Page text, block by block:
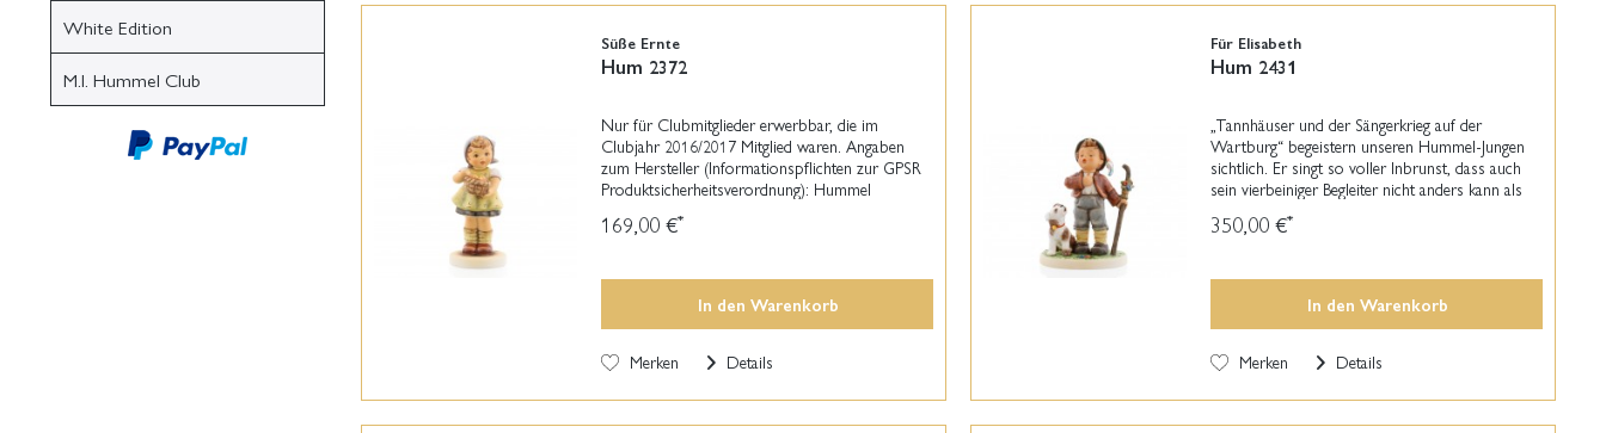
White Edition
M.I. Hummel Club
Süße Ernte
Hum 2372
Nur für Clubmitglieder erwerbbar, die im
Clubjahr 2016/2017 Mitglied waren. Angaben
zum Hersteller (Informationspflichten zur GPSR
Produktsicherheitsverordnung): Hummel
Rödental +49 (0) 800 866 11...
169,00 €*
In den Warenkorb
Merken Details
Für Elisabeth
Hum 2431
„Tannhäuser und der Sängerkrieg auf der
Wartburg“ begeistern unseren Hummel-Jungen
sichtlich. Er singt so voller Inbrunst, dass auch
sein vierbeiniger Begleiter nicht anders kann als
Huschka hat...
350,00 €*
In den Warenkorb
Merken Details